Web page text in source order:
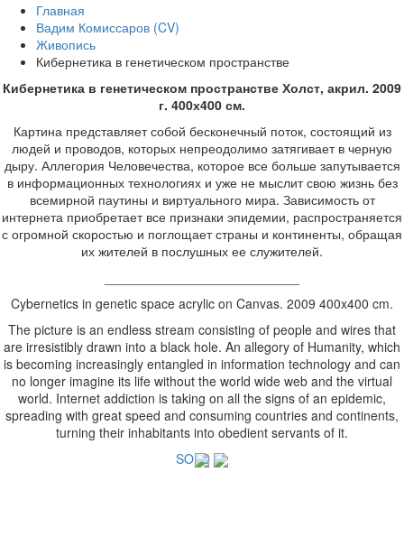
Главная
Вадим Комиссаров (CV)
Живопись
Кибернетика в генетическом пространстве
Кибернетика в генетическом пространстве Холст, акрил. 2009
г. 400х400 см.
Картина представляет собой бесконечный поток, состоящий из
людей и проводов, которых непреодолимо затягивает в черную
дыру. Аллегория Человечества, которое все больше запутывается
в информационных технологиях и уже не мыслит свою жизнь без
всемирной паутины и виртуального мира. Зависимость от
интернета приобретает все признаки эпидемии, распространяется
с огромной скоростью и поглощает страны и континенты, обращая
их жителей в послушных ее служителей.
Cybernetics in genetic space acrylic on Canvas. 2009 400x400 cm.
The picture is an endless stream consisting of people and wires that
are irresistibly drawn into a black hole. An allegory of Humanity, which
is becoming increasingly entangled in information technology and can
no longer imagine its life without the world wide web and the virtual
world. Internet addiction is taking on all the signs of an epidemic,
spreading with great speed and consuming countries and continents,
turning their inhabitants into obedient servants of it.
SOLD